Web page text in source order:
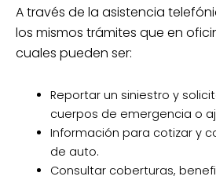
A través de la asistencia
los mismos trámites que en
cuales pueden ser:
Reportar un siniestro y
cuerpos de emergencia o
Información para cotizar y
de auto.
Consultar coberturas,